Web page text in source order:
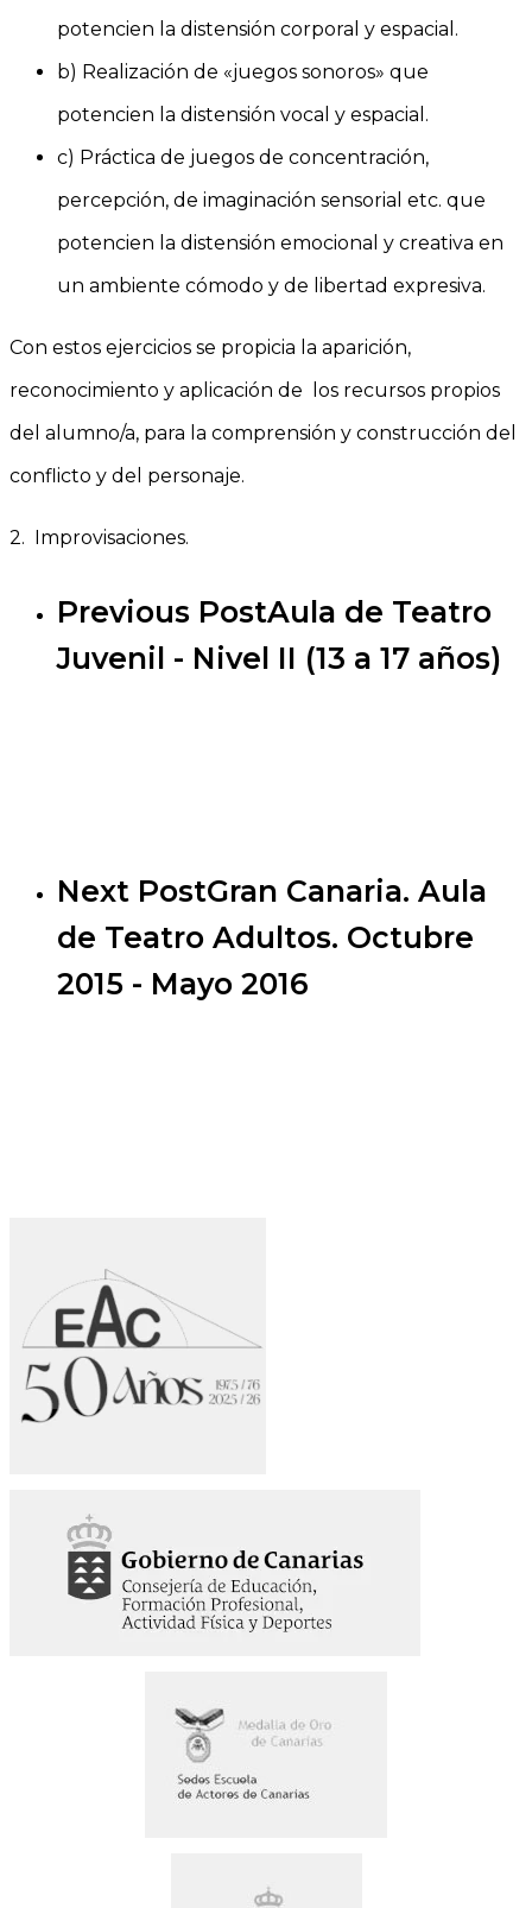
potencien la distensión corporal y espacial.
b) Realización de «juegos sonoros» que
potencien la distensión vocal y espacial.
c) Práctica de juegos de concentración,
percepción, de imaginación sensorial etc. que
potencien la distensión emocional y creativa en
un ambiente cómodo y de libertad expresiva.
Con estos ejercicios se propicia la aparición,
reconocimiento y aplicación de los recursos propios
del alumno/a, para la comprensión y construcción del
conflicto y del personaje.
2. Improvisaciones.
Previous PostAula de Teatro
Juvenil - Nivel II (13 a 17 años)
Next PostGran Canaria. Aula
de Teatro Adultos. Octubre
2015 - Mayo 2016